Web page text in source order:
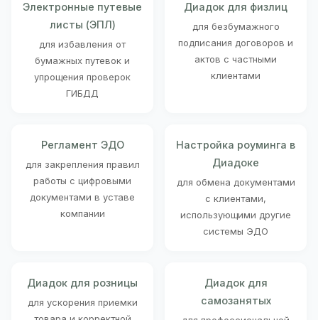
Электронные путевые
листы (ЭПЛ)
для избавления от
бумажных путевок и
упрощения проверок
ГИБДД
Диадок для физлиц
для безбумажного
подписания договоров и
актов с частными
клиентами
Регламент ЭДО
для закрепления правил
работы с цифровыми
документами в уставе
компании
Настройка роуминга в
Диадоке
для обмена документами
с клиентами,
использующими другие
системы ЭДО
Диадок для розницы
для ускорения приемки
Диадок для
самозанятых